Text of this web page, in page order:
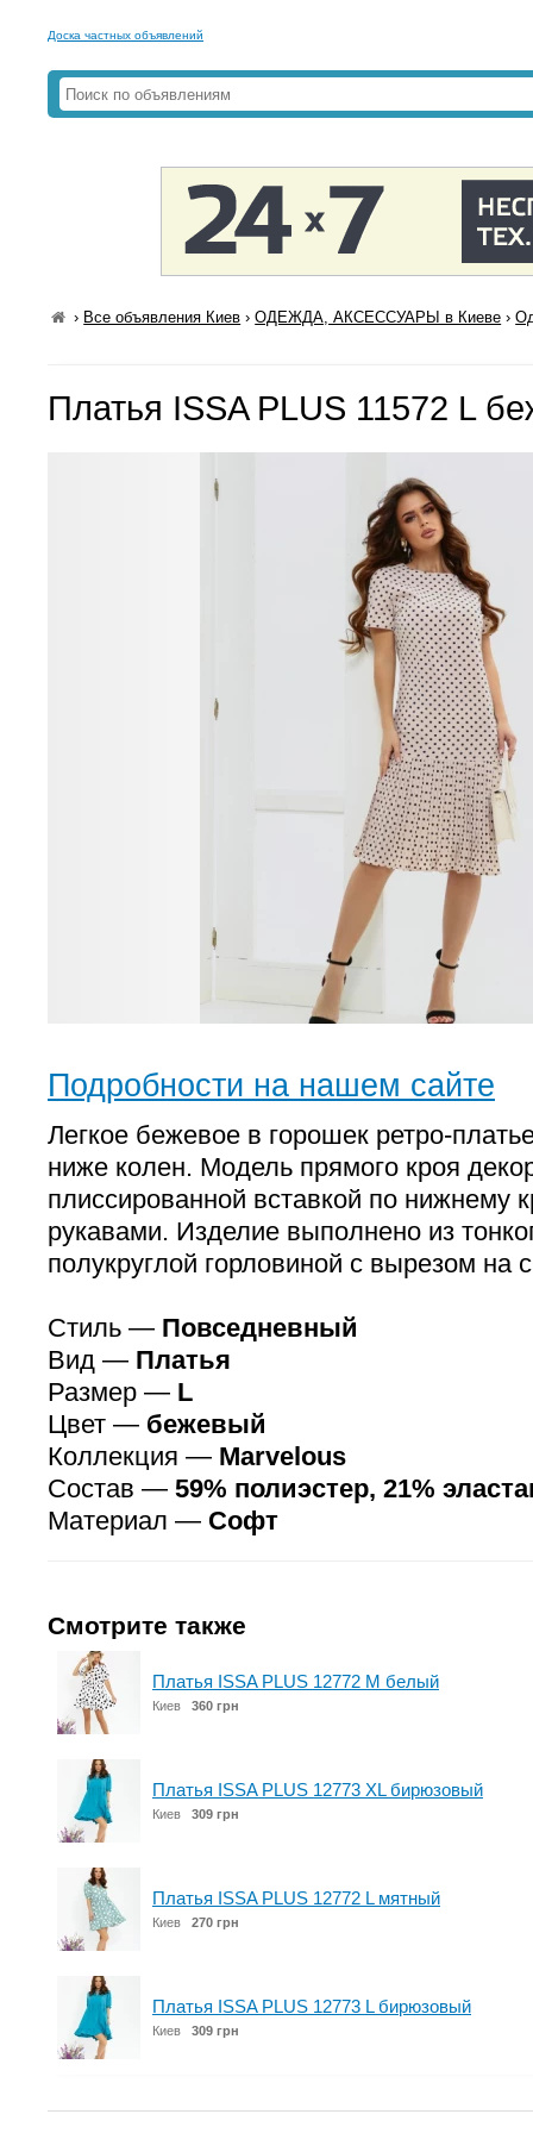
Доска частных объявлений
› Все объявления Киев ›ОДЕЖДА, АКСЕССУАРЫ в Киеве ›
Платья ISSA PLUS 11572 L
Подробности на нашем сайте
Легкое бежевое в горошек ретро-
ниже колен. Модель прямого кроя
плиссированной вставкой по нижнему
рукавами. Изделие выполнено из
полукруглой горловиной с вырезом на
Стиль — Повседневный
Вид — Платья
Размер — L
Цвет — бежевый
Коллекция — Marvelous
Состав — 59% полиэстер, 21%
Материал — Софт
Смотрите также
Платья ISSA PLUS 12772 M белый
Киев 360 грн
Платья ISSA PLUS 12773 XL бирюзовый
Киев 309 грн
Платья ISSA PLUS 12772 L мятный
Киев 270 грн
Платья ISSA PLUS 12773 L бирюзовый
Киев 309 грн